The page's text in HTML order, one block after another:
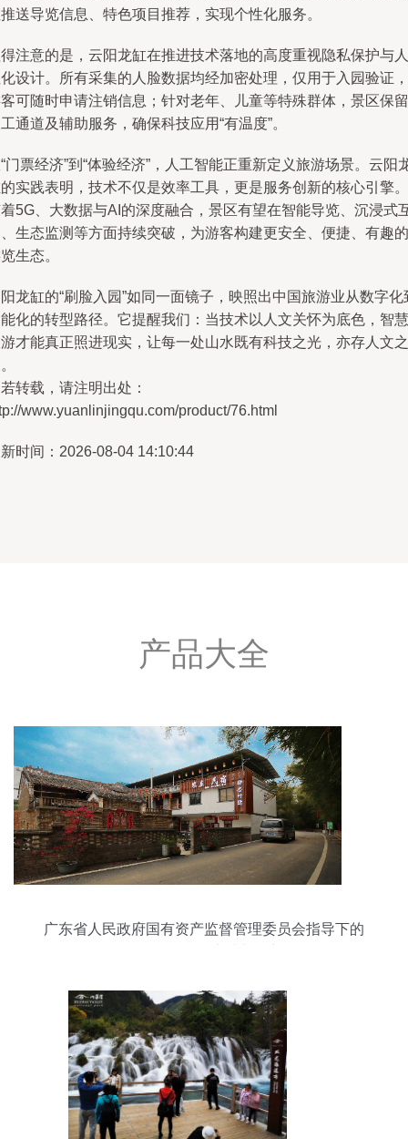
送导览信息、特色项目推荐，实现个性化服务。
注意的是，云阳龙缸在推进技术落地的高度重视隐私保护与人
设计。所有采集的人脸数据均经加密处理，仅用于入园验证，
可随时申请注销信息；针对老年、儿童等特殊群体，景区保留
通道及辅助服务，确保科技应用“有温度”。
门票经济”到“体验经济”，人工智能正重新定义旅游场景。云阳
实践表明，技术不仅是效率工具，更是服务创新的核心引擎。
5G、大数据与AI的深度融合，景区有望在智能导览、沉浸式
生态监测等方面持续突破，为游客构建更安全、便捷、有趣的
生态。
龙缸的“刷脸入园”如同一面镜子，映照出中国旅游业从数字化
化的转型路径。它提醒我们：当技术以人文关怀为底色，智慧
才能真正照进现实，让每一处山水既有科技之光，亦存人文之
转载，请注明出处：
www.yuanlinjingqu.com/product/76.html
时间：2026-08-04 14:10:44
产品大全
广东省人民政府国有资产监督管理委员会指导下的